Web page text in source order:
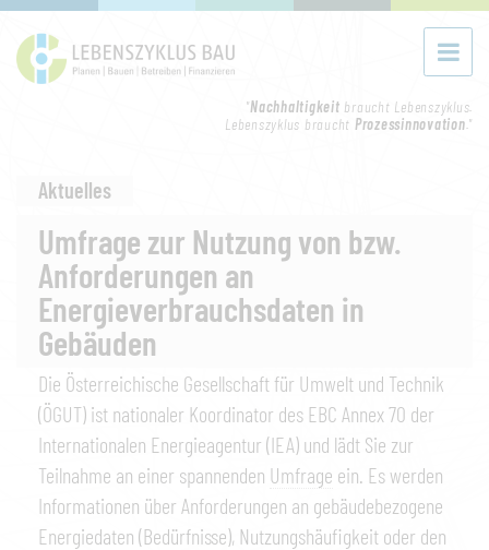
"Nachhaltigkeit braucht Lebenszyklus.
Lebenszyklus braucht Prozessinnovation."
Aktuelles
Umfrage zur Nutzung von bzw.
Anforderungen an
Energieverbrauchsdaten in
Gebäuden
Die Österreichische Gesellschaft für Umwelt und Technik
(ÖGUT) ist nationaler Koordinator des EBC Annex 70 der
Internationalen Energieagentur (IEA) und lädt Sie zur
Teilnahme an einer spannenden Umfrage ein. Es werden
Informationen über Anforderungen an gebäudebezogene
Energiedaten (Bedürfnisse), Nutzungshäufigkeit oder den